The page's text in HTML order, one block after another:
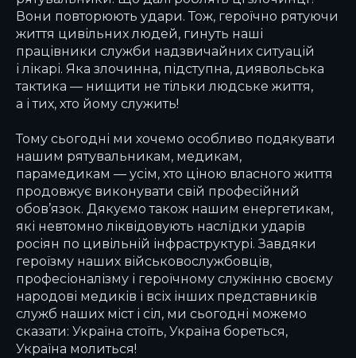
Вони повторюють удари. Тож, героїчно рятуючи
життя цивільних людей, гинуть наші
працівники служби надзвичайних ситуацій
і лікарі. Яка злочинна, підступна, диявольська
тактика — нищити не тільки людське життя,
а і тих, хто йому служить!
Тому сьогодні ми хочемо особливо подякувати
нашим рятувальникам, медикам,
парамедикам — усім, хто ціною власного життя
продовжує виконувати свій професійний
обов’язок. Дякуємо також нашим енергетикам,
які невтомно ліквідовують наслідки ударів
росіян по цивільній інфраструктурі. Завдяки
героїзму наших військовослужбовців,
професіоналізму і героїчному служінню своєму
народові медиків і всіх інших представників
служб наших міст і сіл, ми сьогодні можемо
сказати: Україна стоїть, Україна бореться,
Україна молиться!